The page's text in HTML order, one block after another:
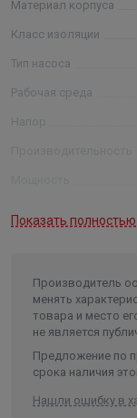
Материал корпуса
Класс изоляции
Тип насоса
Рабочая среда
Напор
Материал рабочего
Класс защиты
Длина в упаковке, см.
Показать полностью
Производитель
менять
товара и место
не является
Предложение по
срока наличия
Нашли ошибку в